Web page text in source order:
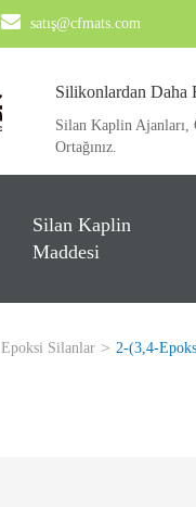
satış@cfmats.com
Silikonlardan Daha
Silan Kaplin
Ortağınız.
Silan Kaplin
Maddesi
Epoksi Silanlar 2-(3,4-